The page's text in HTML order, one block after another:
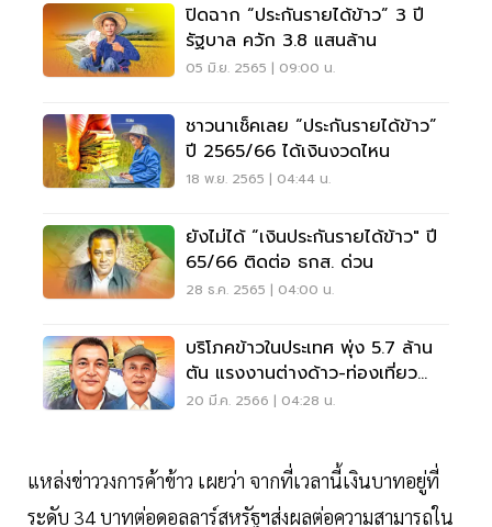
ปิดฉาก “ประกันรายได้ข้าว” 3 ปี
รัฐบาล ควัก 3.8 แสนล้าน
05 มิ.ย. 2565 | 09:00 น.
ชาวนาเช็คเลย “ประกันรายได้ข้าว”
ปี 2565/66 ได้เงินงวดไหน
18 พ.ย. 2565 | 04:44 น.
ยังไม่ได้ “เงินประกันรายได้ข้าว" ปี
65/66 ติดต่อ ธกส. ด่วน
28 ธ.ค. 2565 | 04:00 น.
บริโภคข้าวในประเทศ พุ่ง 5.7 ล้าน
ตัน แรงงานต่างด้าว-ท่องเที่ยว
หนุนส่ง
20 มี.ค. 2566 | 04:28 น.
แหล่งข่าววงการค้าข้าว เผยว่า จากที่เวลานี้เงินบาทอยู่ที่
ระดับ 34 บาทต่อดอลลาร์สหรัฐฯส่งผลต่อความสามารถใน